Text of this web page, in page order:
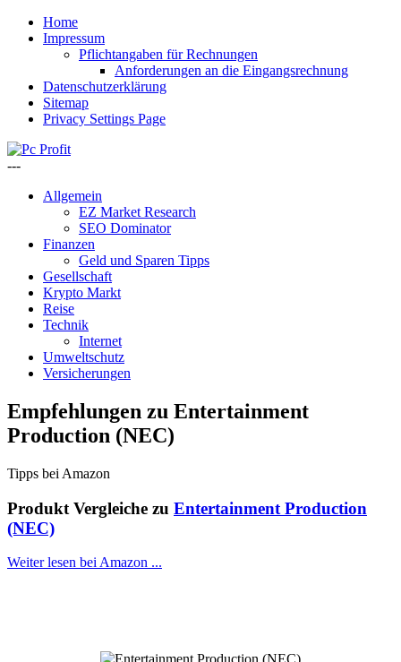
Home
Impressum
Pflichtangaben für Rechnungen
Anforderungen an die Eingangsrechnung
Datenschutzerklärung
Sitemap
Privacy Settings Page
---
Allgemein
EZ Market Research
SEO Dominator
Finanzen
Geld und Sparen Tipps
Gesellschaft
Krypto Markt
Reise
Technik
Internet
Umweltschutz
Versicherungen
Empfehlungen zu Entertainment
Production (NEC)
Tipps bei Amazon
Produkt Vergleiche zu Entertainment Production
(NEC)
Weiter lesen bei Amazon ...